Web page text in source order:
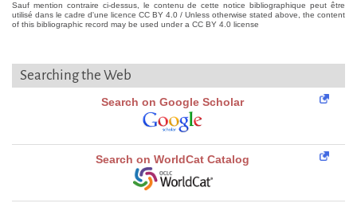
Sauf mention contraire ci-dessus, le contenu de cette notice bibliographique peut être
utilisé dans le cadre d'une licence CC BY 4.0 / Unless otherwise stated above, the content
of this bibliographic record may be used under a CC BY 4.0 license
Searching the Web
Search on Google Scholar
Search on WorldCat Catalog